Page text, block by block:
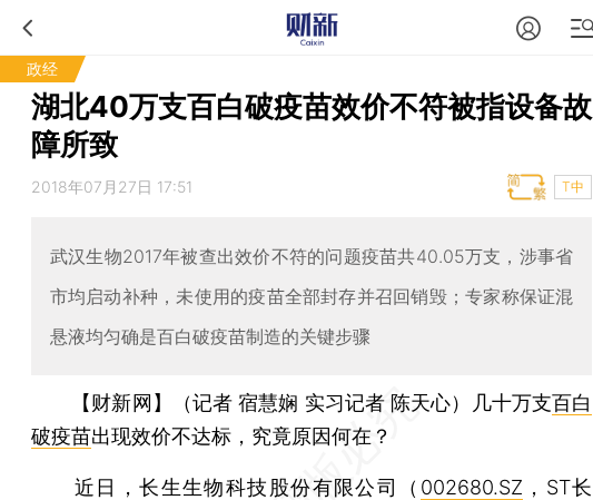
政经
湖北40万支百白破疫苗效价不符被指设备故
障所致
2018年07月27日 17:51 T中
武汉生物2017年被查出效价不符的问题疫苗共40.05万支，涉事省
市均启动补种，未使用的疫苗全部封存并召回销毁；专家称保证混
悬液均匀确是百白破疫苗制造的关键步骤
【财新网】（记者 宿慧娴 实习记者 陈天心） 几十万支百白
破疫苗出现效价不达标，究竟原因何在？
近日，长生生物科技股份有限公司（ 002680.SZ ，ST长